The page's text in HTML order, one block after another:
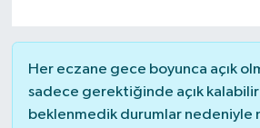
Her eczane gece boyunca açık
sadece gerektiğinde açık kalabilir
beklenmedik durumlar nedeniyle